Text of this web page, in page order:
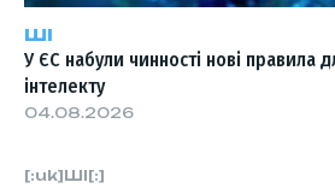
[:uk]ШІ[:]
ШІ
У ЄС набули чинності нові правила
інтелекту
04.08.2026